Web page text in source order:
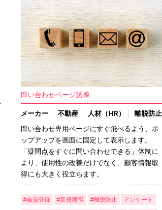
問い合わせページ誘導
メーカー 不動産 人材（HR）
離脱防止
問い合わせ専用ページにすぐ飛べるよう、ポ
ップアップを画面に固定して表示します。
「疑問点をすぐに問い合わせできる」体制に
より、使用性の改善だけでなく、顧客情報取
得にも大きく役立ちます。
#会員登録 #新規獲得 #離脱防止 アンケート